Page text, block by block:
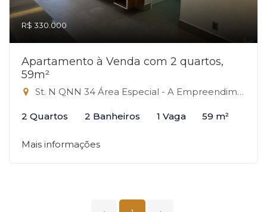
R$ 330.000
Apartamento à Venda com 2 quartos,
59m²
St. N QNN 34 Área Especial - A Empreendimento, 34 - QNN, Ceilândia-DF
2 Quartos 2 Banheiros 1 Vaga 59 m²
Mais informações